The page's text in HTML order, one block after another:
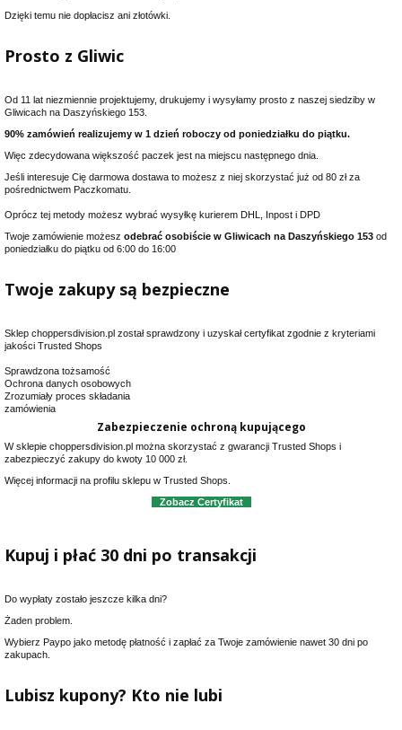
Dzięki temu nie dopłacisz ani złotówki.
Prosto z Gliwic
Od 11 lat niezmiennie projektujemy, drukujemy i wysyłamy prosto z naszej siedziby w
Gliwicach na Daszyńskiego 153.
90% zamówień realizujemy w 1 dzień roboczy od poniedziałku do piątku.
Więc zdecydowana większość paczek jest na miejscu następnego dnia.
Jeśli interesuje Cię darmowa dostawa to możesz z niej skorzystać już od 80 zł za
pośrednictwem Paczkomatu.
Oprócz tej metody możesz wybrać wysyłkę kurierem DHL, Inpost i DPD
Twoje zamówienie możesz odebrać osobiście w Gliwicach na Daszyńskiego 153 od
poniedziałku do piątku od 6:00 do 16:00
Twoje zakupy są bezpieczne
Sklep choppersdivision.pl został sprawdzony i uzyskał certyfikat zgodnie z kryteriami
jakości Trusted Shops
Sprawdzona tożsamość
Ochrona danych osobowych
Zrozumiały proces składania
zamówienia
Zabezpieczenie ochroną kupującego
W sklepie choppersdivision.pl można skorzystać z gwarancji Trusted Shops i
zabezpieczyć zakupy do kwoty 10 000 zł.
Więcej informacji na profilu sklepu w Trusted Shops.
Zobacz Certyfikat
Kupuj i płać 30 dni po transakcji
Do wypłaty zostało jeszcze kilka dni?
Żaden problem.
Wybierz Paypo jako metodę płatność i zapłać za Twoje zamówienie nawet 30 dni po
zakupach.
Lubisz kupony? Kto nie lubi